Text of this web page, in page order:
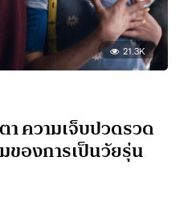
21.3K
า ความเจ็บปวดรวด
ของการเป็นวัยรุ่น